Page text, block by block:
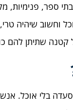
ספר, פנימיות,
וחשוב שיהיה
קטנה שתיתן להם
בלי אוכל.